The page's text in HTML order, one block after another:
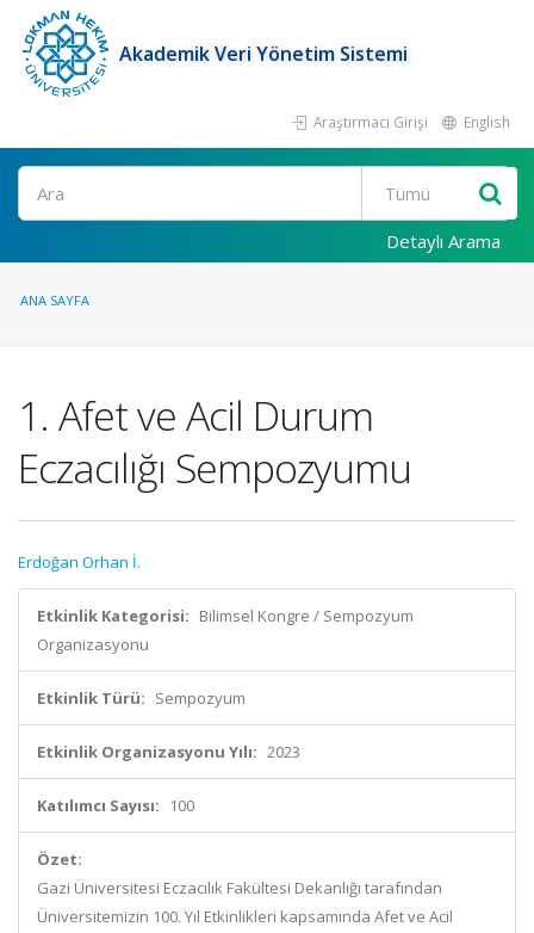
Akademik Veri Yönetim Sistemi
Araştırmacı Girişi English
Ara
Detaylı Arama
ANA SAYFA
1. Afet ve Acil Durum
Eczacılığı Sempozyumu
Erdoğan Orhan İ.
Etkinlik Kategorisi: Bilimsel Kongre / Sempozyum
Organizasyonu
Etkinlik Türü: Sempozyum
Etkinlik Organizasyonu Yılı: 2023
Katılımcı Sayısı: 100
Özet:
Gazi Üniversitesi Eczacılık Fakültesi Dekanlığı tarafından
Üniversitemizin 100. Yıl Etkinlikleri kapsamında Afet ve Acil